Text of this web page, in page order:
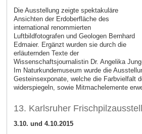
Die Ausstellung zeigte spektakuläre
Ansichten der Erdoberfläche des
international renommierten
Luftbildfotografen und Geologen Bernhard
Edmaier. Ergänzt wurden sie durch die
erläuternden Texte der
Wissenschaftsjournalistin Dr. Angelika
Im Naturkundemuseum wurde die
Gesteinsexponate, welche die Farbvielfalt
widerspiegeln, sowie Mitmachelemente
13. Karlsruher
3.10. und 4.10.2015